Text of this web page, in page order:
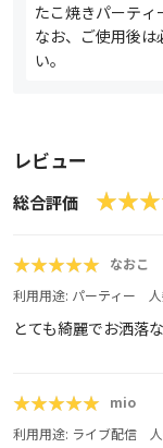
たこ焼きパーティ
なお、ご使用後
い。
レビュー
総合評価
★★★★★
★★★★★ なおこ
利用用途: パーティー
とても綺麗でお洒落
★★★★★
★★★★★ mio
利用用途: ライブ配信